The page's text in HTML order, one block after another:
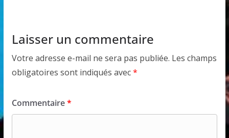
Laisser un commentaire
Votre adresse e-mail ne sera pas publiée. Les champs
obligatoires sont indiqués avec*
Commentaire*